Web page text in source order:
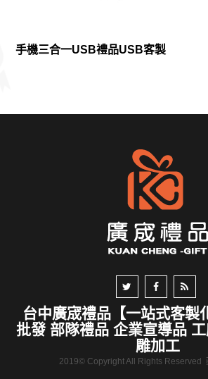
手機三合一USB禮品USB客製
台中廣宬禮品【一站式客製
批發 部隊禮品 企業宣導品
雕加工
2019© Copyright All Rights Reserved